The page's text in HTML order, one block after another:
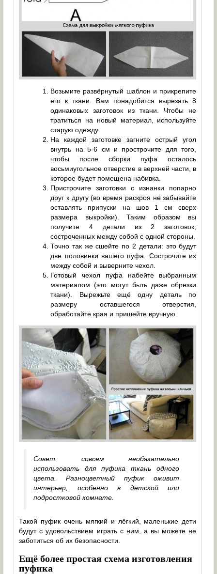
Возьмите развёрнутый шаблон и прикрепите
его к ткани. Вам понадобится вырезать 8
одинаковых заготовок из ткани. Чтобы не
тратиться на новый материал, используйте
старую одежду.
На каждой заготовке загните острый угол
внутрь на 5-6 см и прострочите для того,
чтобы после сборки пуфа осталось
восьмиугольное отверстие в верхней части, в
которое будет помещена набивка.
Пристрочите заготовки с изнанки попарно
друг к другу (во время раскроя не забывайте
оставлять припуски на шов 1 см сверх
размера выкройки). Таким образом вы
получите 4 детали из 2 заготовок,
состроченных между собой с одной стороны.
Точно так же сшейте по 2 детали: это будут
две половинки вашего пуфа. Сострочите их
между собой и выверните чехол.
Готовый чехол пуфа набейте выбранным
материалом (это могут быть даже обрезки
ткани). Вырежьте ещё одну деталь по
размеру оставшегося отверстия,
обработайте края и пришейте вручную.
Совет: совсем необязательно
использовать для пуфика ткань одного
цвета. Разноцветный пуфик оживит
интерьер, особенно в детской или
подростковой комнате.
Такой пуфик очень мягкий и лёгкий, маленькие дети
будут с удовольствием играть с ним, а вы можете не
заботиться об их безопасности.
Ещё более простая схема изготовления
пуфика